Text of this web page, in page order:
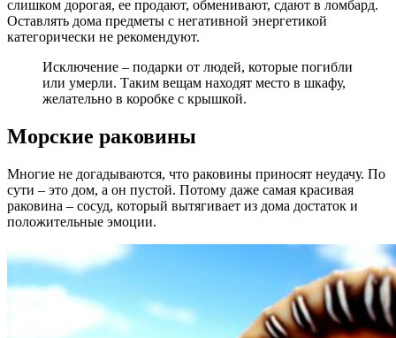
слишком дорогая, ее продают, обменивают, сдают в ломбард.
Оставлять дома предметы с негативной энергетикой
категорически не рекомендуют.
Исключение – подарки от людей, которые погибли
или умерли. Таким вещам находят место в шкафу,
желательно в коробке с крышкой.
Морские раковины
Многие не догадываются, что раковины приносят неудачу. По
сути – это дом, а он пустой. Потому даже самая красивая
раковина – сосуд, который вытягивает из дома достаток и
положительные эмоции.